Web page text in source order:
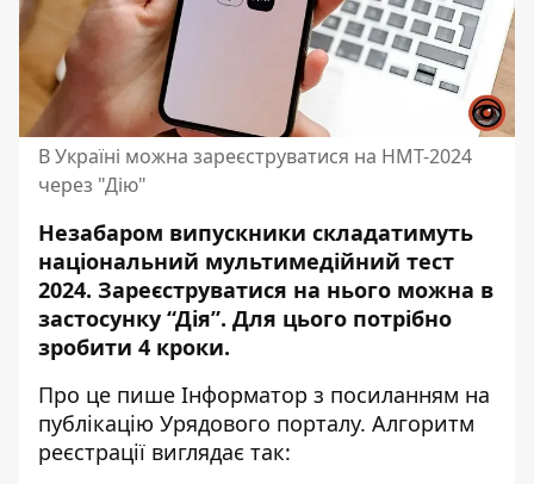
В Україні можна зареєструватися на НМТ-2024
через "Дію"
Незабаром випускники складатимуть
національний мультимедійний тест
2024. Зареєструватися на нього можна в
застосунку “Дія”. Для цього потрібно
зробити 4 кроки.
Про це пише Інформатор з посиланням на
публікацію Урядового порталу. Алгоритм
реєстрації виглядає так: